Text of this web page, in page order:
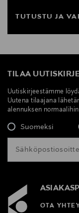
TUTUSTU JA
TILAA
Uutiskirjeestämme
Uutena tilaajana
alennuksen
Suomeksi
OTA